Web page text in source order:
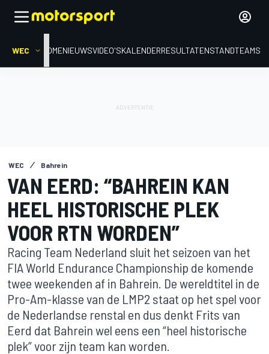
WEC HOMENIEUWSVIDEO'SKALENDERRESULTATENSTANDTEAMS
WEC Bahrein
VAN EERD: “BAHREIN KAN
HEEL HISTORISCHE PLEK
VOOR RTN WORDEN”
Racing Team Nederland sluit het seizoen van het
FIA World Endurance Championship de komende
twee weekenden af in Bahrein. De wereldtitel in de
Pro-Am-klasse van de LMP2 staat op het spel voor
de Nederlandse renstal en dus denkt Frits van
Eerd dat Bahrein wel eens een “heel historische
plek” voor zijn team kan worden.